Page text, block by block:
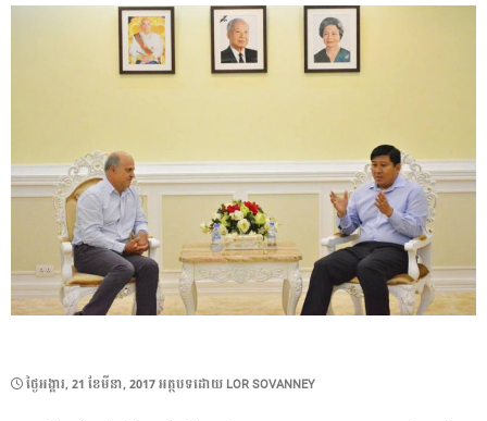
POSTED
ថ្ងៃ​អង្គារ, 21 ខែ​មីនា, 2017អត្ថបទដោយ LOR SOVANNEY